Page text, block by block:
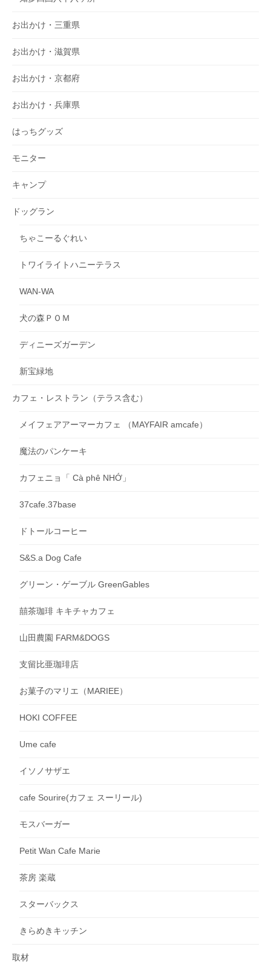
お出かけ・三重県
お出かけ・滋賀県
お出かけ・京都府
お出かけ・兵庫県
はっちグッズ
モニター
キャンプ
ドッグラン
ちゃこーるぐれい
トワイライトハニーテラス
WAN-WA
犬の森ＰＯＭ
ディニーズガーデン
新宝緑地
カフェ・レストラン（テラス含む）
メイフェアアーマーカフェ （MAYFAIR amcafe）
魔法のパンケーキ
カフェニョ「 Cà phê NHỚ」
37cafe.37base
ドトールコーヒー
S&S.a Dog Cafe
グリーン・ゲーブル GreenGables
囍茶珈琲 キキチャカフェ
山田農園 FARM&DOGS
支留比亜珈琲店
お菓子のマリエ（MARIEE）
HOKI COFFEE
Ume cafe
イソノサザエ
cafe Sourire(カフェ スーリール)
モスバーガー
Petit Wan Cafe Marie
茶房 楽蔵
スターバックス
きらめきキッチン
取材